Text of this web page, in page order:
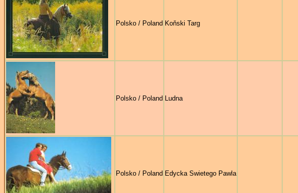
Polsko / Poland Koňski Targ
Polsko / Poland Ludna
Polsko / Poland Edycka Swietego Pawla